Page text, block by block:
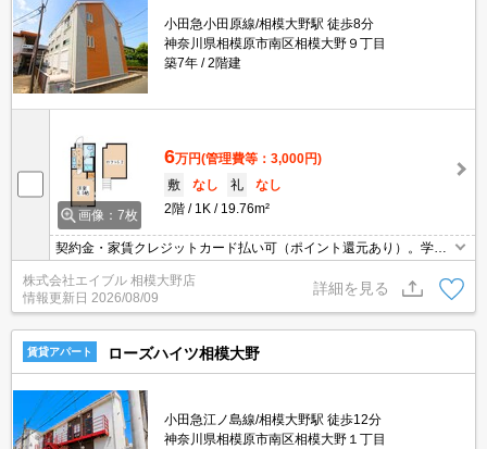
小田急小田原線/相模大野駅 徒歩8分
神奈川県相模原市南区相模大野９丁目
築7年
2階建
画像：7枚
6万円(管理費等：3,000円)
敷
なし 礼
なし
2階
1K 19.76m²
契約金・家賃クレジットカード払い可（ポイント還元あり）。学割
かつ女子割適用で仲介手数料家賃の0.55ヶ月分より20％割引。オン
ライン内見相談可。引越指定業者あり。フリーレント1ヶ月。快速
停車駅。
株式会社エイブル 相模大野店
情報更新日 2026/08/09
詳細を見る
賃貸アパート ローズハイツ相模大野
小田急江ノ島線/相模大野駅 徒歩12分
神奈川県相模原市南区相模大野１丁目